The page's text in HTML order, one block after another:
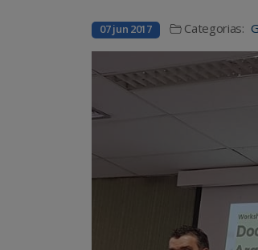
07 jun 2017 Categorias: